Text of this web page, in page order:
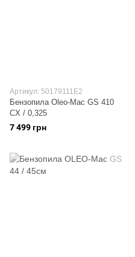
Артикул: 50179111E2
Бензопила Oleo-Маc GS 410
CX / 0,325
7 499 грн